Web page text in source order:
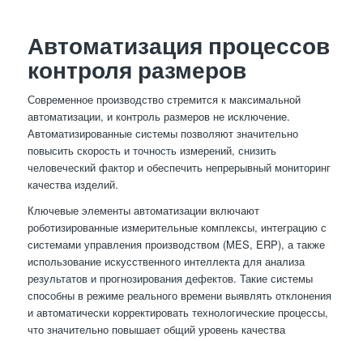
Автоматизация процессов
контроля размеров
Современное производство стремится к максимальной
автоматизации, и контроль размеров не исключение.
Автоматизированные системы позволяют значительно
повысить скорость и точность измерений, снизить
человеческий фактор и обеспечить непрерывный мониторинг
качества изделий.
Ключевые элементы автоматизации включают
роботизированные измерительные комплексы, интеграцию с
системами управления производством (MES, ERP), а также
использование искусственного интеллекта для анализа
результатов и прогнозирования дефектов. Такие системы
способны в режиме реального времени выявлять отклонения
и автоматически корректировать технологические процессы,
что значительно повышает общий уровень качества